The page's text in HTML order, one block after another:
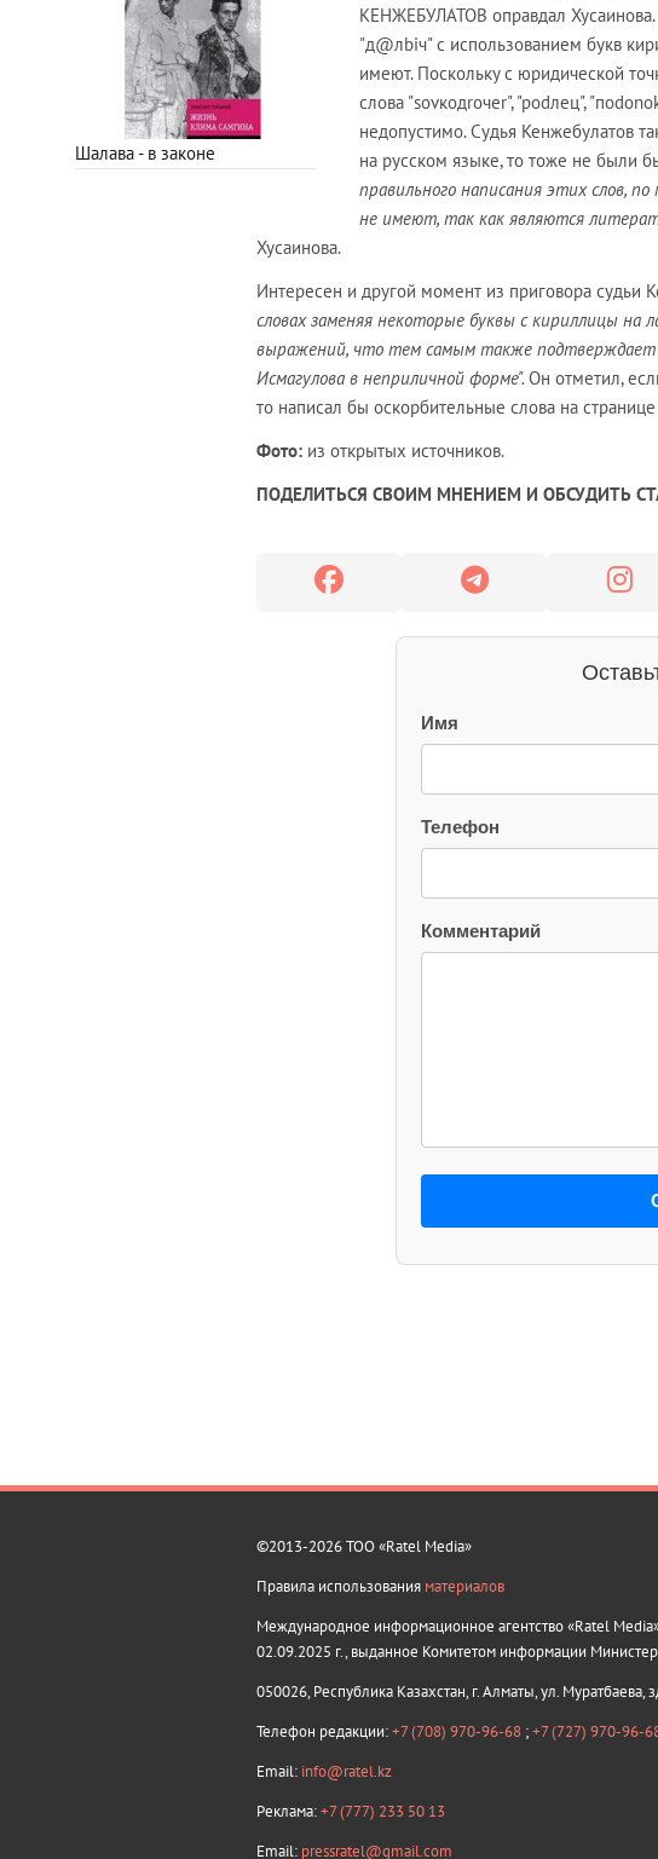
Шалава - в законе
КЕНЖЕБУЛАТОВ оправдал Хусаинова.
"д@лbiч" с использованием букв
имеют. Поскольку с юридической
слова "sovкодroчеr", "podлец",
недопустимо. Судья Кенжебулатов
на русском языке, то тоже не были
правильного написания этих слов,
не имеют, так как являются
Хусаинова.
Интересен и другой момент из приговора судьи
словах заменяя некоторые буквы с кириллицы
выражений, что тем самым также подтверждает
Исмагулова в неприличной форме". Он отметил,
то написал бы оскорбительные слова на
Фото: из открытых источников.
ПОДЕЛИТЬСЯ СВОИМ МНЕНИЕМ И ОБСУДИТЬ
Имя
Телефон
Комментарий
©2013-2026 ТОО «Ratel Media»
Правила использования материалов
Международное информационное агентство «Ratel
02.09.2025 г., выданное Комитетом информации
050026, Республика Казахстан, г. Алматы, ул.
Телефон редакции:+7 (708) 970-96-68 ;+7 (727) 970-96-
Email: info@ratel.kz
Реклама:+7 (777) 233 50 13
Email: pressratel@gmail.com